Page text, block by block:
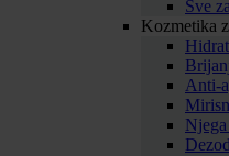
Sve
Kozmetika
Anti-